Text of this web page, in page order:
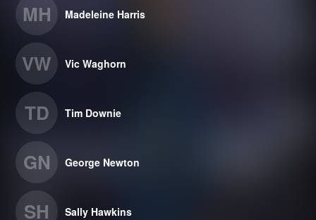
MH Madeleine Harris
VW Vic Waghorn
TD Tim Downie
GN George Newton
SH Sally Hawkins